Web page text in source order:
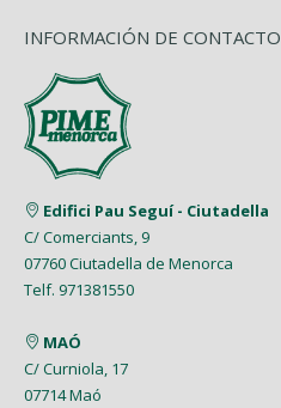
INFORMACIÓN DE CONTACTO
Edifici Pau Seguí - Ciutadella
C/ Comerciants, 9
07760 Ciutadella de Menorca
Telf. 971381550
MAÓ
C/ Curniola, 17
07714 Maó